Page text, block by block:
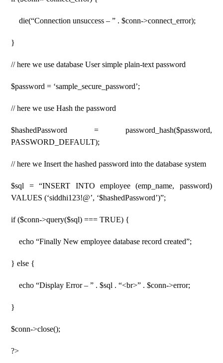
die(“Connection unsuccess – ” . $conn->connect_error);
}
// here we use database User simple plain-text password
$password = ‘sample_secure_password’;
// here we use Hash the password
$hashedPassword = password_hash($password,
PASSWORD_DEFAULT);
// here we Insert the hashed password into the database system
$sql = “INSERT INTO employee (emp_name, password)
VALUES (‘siddhi123!@’, ‘$hashedPassword’)”;
if ($conn->query($sql) === TRUE) {
echo “Finally New employee database record created”;
} else {
echo “Display Error – ” . $sql . “<br>” . $conn->error;
}
$conn->close();
?>